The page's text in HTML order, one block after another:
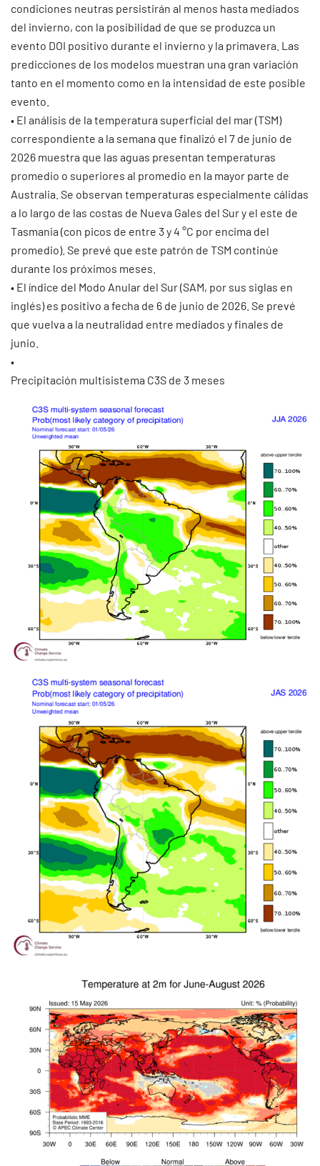
condiciones neutras persistirán al menos hasta mediados
del invierno, con la posibilidad de que se produzca un
evento DOI positivo durante el invierno y la primavera. Las
predicciones de los modelos muestran una gran variación
tanto en el momento como en la intensidad de este posible
evento.
• El análisis de la temperatura superficial del mar (TSM)
correspondiente a la semana que finalizó el 7 de junio de
2026 muestra que las aguas presentan temperaturas
promedio o superiores al promedio en la mayor parte de
Australia. Se observan temperaturas especialmente cálidas
a lo largo de las costas de Nueva Gales del Sur y el este de
Tasmania (con picos de entre 3 y 4 °C por encima del
promedio). Se prevé que este patrón de TSM continúe
durante los próximos meses.
• El índice del Modo Anular del Sur (SAM, por sus siglas en
inglés) es positivo a fecha de 6 de junio de 2026. Se prevé
que vuelva a la neutralidad entre mediados y finales de
junio.
•
Precipitación multisistema C3S de 3 meses